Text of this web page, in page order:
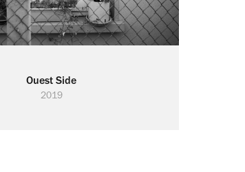
Ouest Side
2019